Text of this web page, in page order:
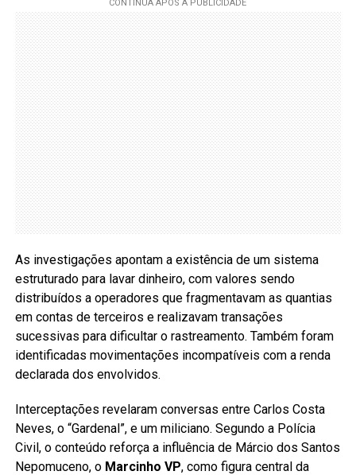
As investigações apontam a existência de um sistema
estruturado para lavar dinheiro, com valores sendo
distribuídos a operadores que fragmentavam as quantias
em contas de terceiros e realizavam transações
sucessivas para dificultar o rastreamento. Também foram
identificadas movimentações incompatíveis com a renda
declarada dos envolvidos.
Interceptações revelaram conversas entre Carlos Costa
Neves, o “Gardenal”, e um miliciano. Segundo a Polícia
Civil, o conteúdo reforça a influência de Márcio dos Santos
Nepomuceno, o Marcinho VP, como figura central da